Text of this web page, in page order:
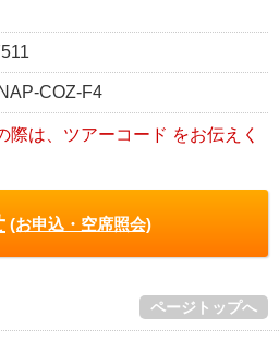
COZ-F4
は、ツアーコード をお伝えく
(お申込・空席照会)
ページトップへ